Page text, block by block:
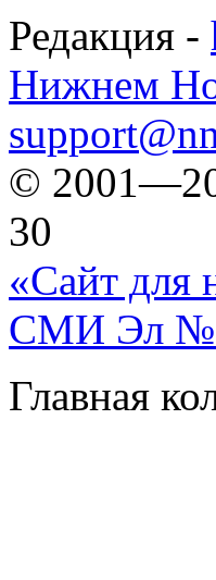
Редакция -
Нижнем
©
30
«Сайт для
СМИ Эл №
Главная